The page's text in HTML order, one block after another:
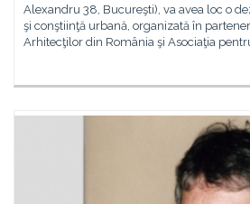
Alexandru 38, Bucureşti), va avea loc o
şi conştiinţă urbană, organizată în
Arhitecţilor din România şi Asociaţia